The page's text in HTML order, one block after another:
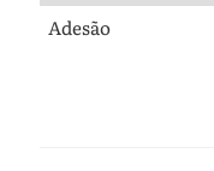
Adesão